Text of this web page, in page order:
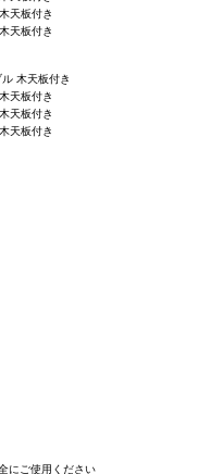
にご使用ください